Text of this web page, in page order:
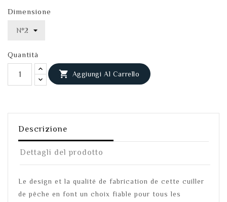
Dimensione
Quantità
 Aggiungi Al Carrello
Descrizione
Dettagli del prodotto
Le design et la qualité de fabrication de cette cuiller
de pêche en font un choix fiable pour tous les